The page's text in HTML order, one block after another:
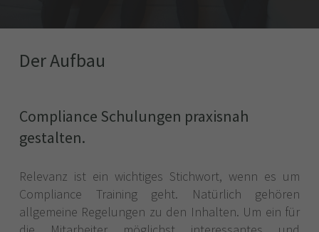
Der Aufbau
Compliance Schulungen praxisnah
gestalten.
Relevanz ist ein wichtiges Stichwort, wenn es um
Compliance Training geht. Natürlich gehören
allgemeine Regelungen zu den Inhalten. Um ein für